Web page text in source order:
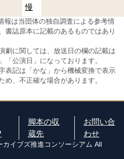
慢
報は当団体の独自調査による参考情
書誌原本に記載のあるものではあり
劇に関しては、放送日の欄の記載は
「公演日」になっております。
表記は「かな」から機械変換で表示
め、不正確な場合があります。
脚本の収
蔵先
お問い合
わせ
イブズ推進コンソーシアム All